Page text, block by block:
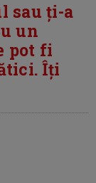
sau ți-a
un
pot fi
Îți